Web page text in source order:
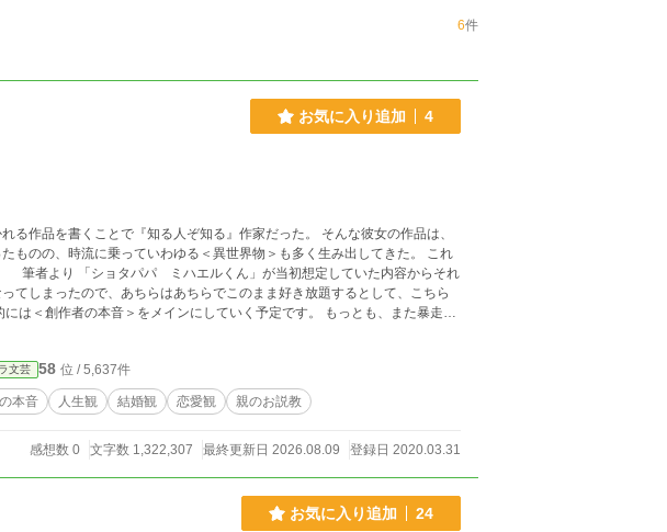
6件
お気に入り追加 4
ことで『知る人ぞ知る』作家だった。 そんな彼女の作品は、
のの、時流に乗っていわゆる＜異世界物＞も多く生み出してきた。 これ
てしまったので、あちらはあちらでこのまま好き放題するとして、こちら
連載します。
文芸 58 位 / 5,637件
本音 人生観 結婚観 恋愛観 親のお説教
感想数 0 文字数 1,322,307 最終更新日 2026.08.09 登録日 2020.03.31
お気に入り追加 24